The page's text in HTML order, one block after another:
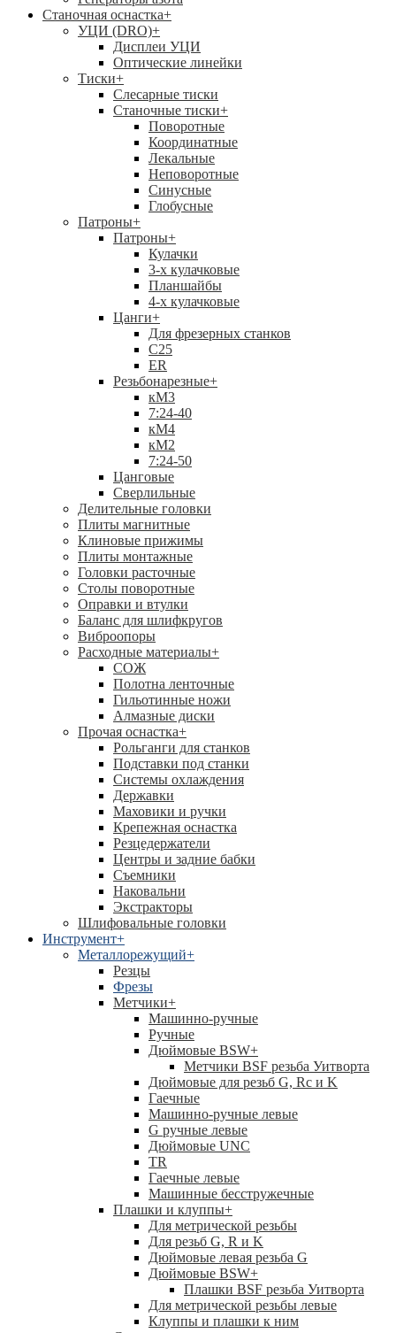
Станочная оснастка+
УЦИ (DRO)+
Дисплеи УЦИ
Оптические линейки
Тиски+
Слесарные тиски
Станочные тиски+
Поворотные
Координатные
Лекальные
Неповоротные
Синусные
Глобусные
Патроны+
Патроны+
Кулачки
3-х кулачковые
Планшайбы
4-х кулачковые
Цанги+
Для фрезерных станков
С25
ER
Резьбонарезные+
кМ3
7:24-40
кМ4
кМ2
7:24-50
Цанговые
Сверлильные
Делительные головки
Плиты магнитные
Клиновые прижимы
Плиты монтажные
Головки расточные
Столы поворотные
Оправки и втулки
Баланс для шлифкругов
Виброопоры
Расходные материалы+
СОЖ
Полотна ленточные
Гильотинные ножи
Алмазные диски
Прочая оснастка+
Рольганги для станков
Подставки под станки
Системы охлаждения
Державки
Маховики и ручки
Крепежная оснастка
Резцедержатели
Центры и задние бабки
Съемники
Наковальни
Экстракторы
Шлифовальные головки
Инструмент+
Металлорежущий+
Резцы
Фрезы
Метчики+
Машинно-ручные
Ручные
Дюймовые BSW+
Метчики BSF резьба Уитворта
Дюймовые для резьб G, Rc и K
Гаечные
Машинно-ручные левые
G ручные левые
Дюймовые UNC
TR
Гаечные левые
Машинные бесстружечные
Плашки и клуппы+
Для метрической резьбы
Для резьб G, R и K
Дюймовые левая резьба G
Дюймовые BSW+
Плашки BSF резьба Уитворта
Для метрической резьбы левые
Клуппы и плашки к ним